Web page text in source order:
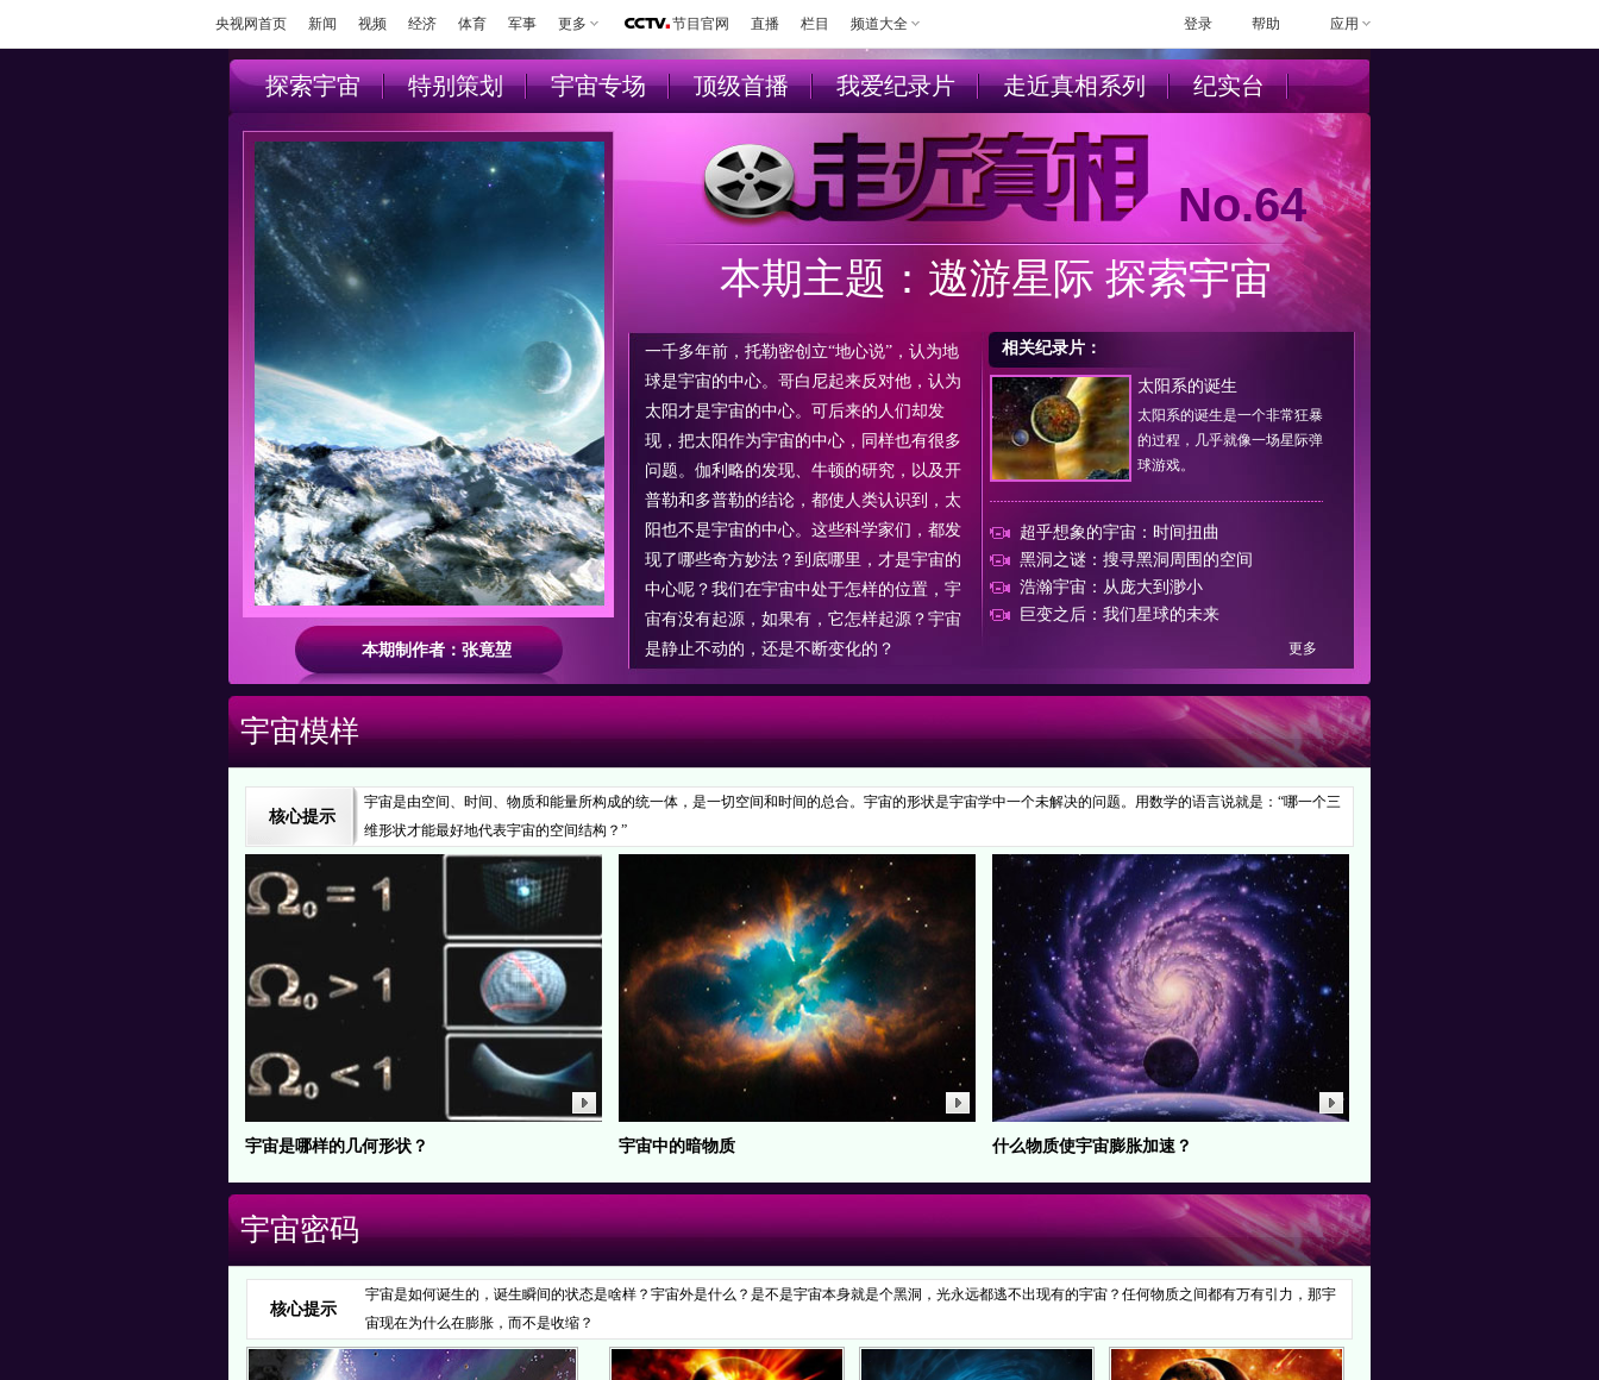
央视网首页 新闻 视频 经济 体育 军事 更多 节目官网 直播 栏目 频道大全 帮助 应用
登录
探索宇宙 特别策划 宇宙专场 顶级首播 我爱纪录片 走近真相系列 纪实台
本期制作者：张竟堃
No.64
本期主题：遨游星际 探索宇宙
一千多年前，托勒密创立“地心说”，认为地
球是宇宙的中心。哥白尼起来反对他，认为
太阳才是宇宙的中心。可后来的人们却发
现，把太阳作为宇宙的中心，同样也有很多
问题。伽利略的发现、牛顿的研究，以及开
普勒和多普勒的结论，都使人类认识到，太
阳也不是宇宙的中心。这些科学家们，都发
现了哪些奇方妙法？到底哪里，才是宇宙的
中心呢？我们在宇宙中处于怎样的位置，宇
宙有没有起源，如果有，它怎样起源？宇宙
是静止不动的，还是不断变化的？
相关纪录片：
太阳系的诞生
太阳系的诞生是一个非常狂暴
的过程，几乎就像一场星际弹
球游戏。
超乎想象的宇宙：时间扭曲
黑洞之谜：搜寻黑洞周围的空间
浩瀚宇宙：从庞大到渺小
巨变之后：我们星球的未来
更多
宇宙模样
核心提示
宇宙是由空间、时间、物质和能量所构成的统一体，是一切空间和时间的总合。宇宙的形状是宇宙学中一个未解决的问题。用数学的语言说就是：“哪一个三
维形状才能最好地代表宇宙的空间结构？”
宇宙是哪样的几何形状？ 宇宙中的暗物质 什么物质使宇宙膨胀加速？
宇宙密码
核心提示
宇宙是如何诞生的，诞生瞬间的状态是啥样？宇宙外是什么？是不是宇宙本身就是个黑洞，光永远都逃不出现有的宇宙？任何物质之间都有万有引力，那宇
宙现在为什么在膨胀，而不是收缩？